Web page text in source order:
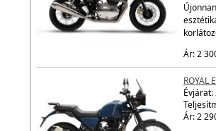
Ár: 2
ROYAL
Évjárat:
Ár: 2